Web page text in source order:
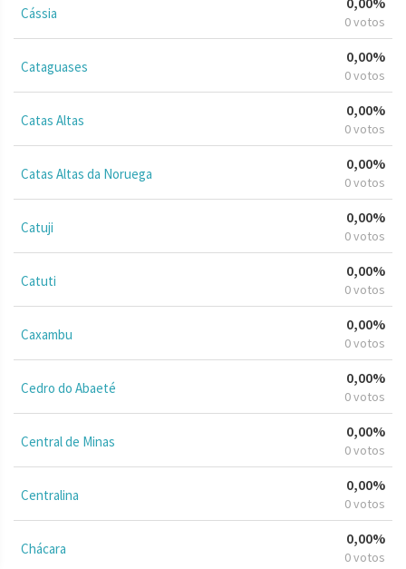
Cássia 0 votos
Cataguases
0,00%
0 votos
Catas Altas
0,00%
0 votos
Catas Altas da Noruega
0,00%
0 votos
Catuji
0,00%
0 votos
Catuti
0,00%
0 votos
Caxambu
0,00%
0 votos
Cedro do Abaeté
0,00%
0 votos
Central de Minas
0,00%
0 votos
Centralina
0,00%
0 votos
Chácara
0,00%
0 votos